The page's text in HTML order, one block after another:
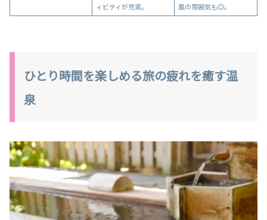
ィビティが充実。
風の雰囲気も◎。
ひとり時間を楽しめる旅の疲れを癒す温
泉